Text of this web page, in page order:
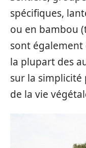
spécifiques,
ou en bambou
sont
la plupart des
sur la simplicité
de la vie